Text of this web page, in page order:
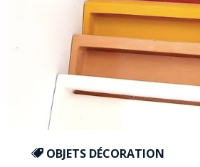
OBJETS DÉCORATION